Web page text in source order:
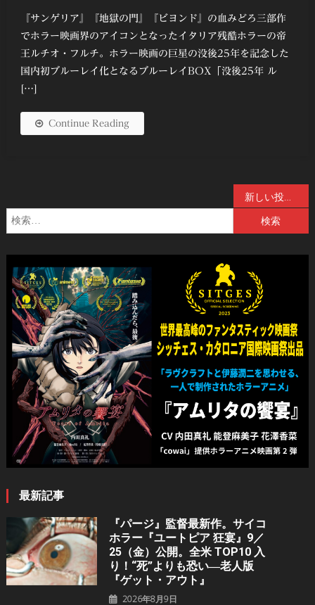
『サンゲリア』『地獄の門』『ビヨンド』の血みどろ三部作
でホラー映画界のアイコンとなったイタリア残酷ホラーの帝
王ルチオ・フルチ。ホラー映画の巨星の没後25年を記念した
国内初ブルーレイ化となるブルーレイBOX「没後25年 ル
[…]
Continue Reading
稿
ナ
ビ
ゲ
ー
シ
ョ
ン
新しい投稿
索:
最新記事
『パージ』監督最新作。サイコ
ホラー『ユートピア 狂宴』9／
25（金）公開。全米 TOP10 入
り！“死”よりも恐い―老人版
『ゲット・アウト』
2026年8月9日